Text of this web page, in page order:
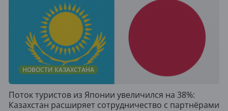
НОВОСТИ КАЗАХСТАНА
Поток туристов из Японии увеличился на 38%:
Казахстан расширяет сотрудничество с партнёрами